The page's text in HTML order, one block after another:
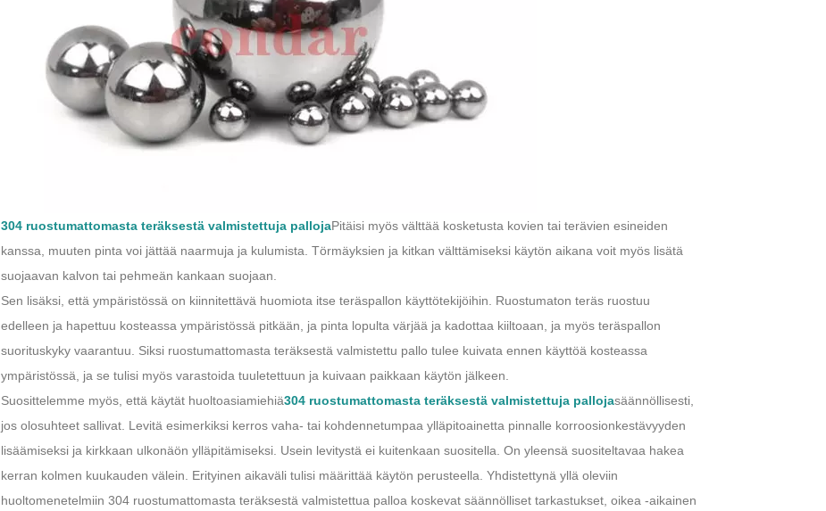
304 ruostumattomasta teräksestä valmistettuja pallojaPitäisi myös välttää kosketusta kovien tai terävien esineiden
kanssa, muuten pinta voi jättää naarmuja ja kulumista. Törmäyksien ja kitkan välttämiseksi käytön aikana voit myös lisätä
suojaavan kalvon tai pehmeän kankaan suojaan.
Sen lisäksi, että ympäristössä on kiinnitettävä huomiota itse teräspallon käyttötekijöihin. Ruostumaton teräs ruostuu
edelleen ja hapettuu kosteassa ympäristössä pitkään, ja pinta lopulta värjää ja kadottaa kiiltoaan, ja myös teräspallon
suorituskyky vaarantuu. Siksi ruostumattomasta teräksestä valmistettu pallo tulee kuivata ennen käyttöä kosteassa
ympäristössä, ja se tulisi myös varastoida tuuletettuun ja kuivaan paikkaan käytön jälkeen.
Suosittelemme myös, että käytät huoltoasiamiehiä304 ruostumattomasta teräksestä valmistettuja pallojasäännöllisesti,
jos olosuhteet sallivat. Levitä esimerkiksi kerros vaha- tai kohdennetumpaa ylläpitoainetta pinnalle korroosionkestävyyden
lisäämiseksi ja kirkkaan ulkonäön ylläpitämiseksi. Usein levitystä ei kuitenkaan suositella. On yleensä suositeltavaa hakea
kerran kolmen kuukauden välein. Erityinen aikaväli tulisi määrittää käytön perusteella. Yhdistettynä yllä oleviin
huoltomenetelmiin 304 ruostumattomasta teräksestä valmistettua palloa koskevat säännölliset tarkastukset, oikea -aikainen